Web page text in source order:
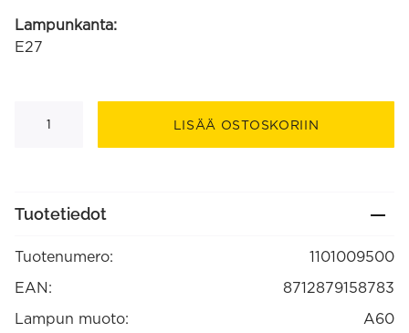
Lampunkanta:
E27
suora
E27
määrä
LISÄÄ OSTOSKORIIN
Tuotetiedot
Tuotenumero:
1101009500
EAN:
8712879158783
Lampun muoto:
A60